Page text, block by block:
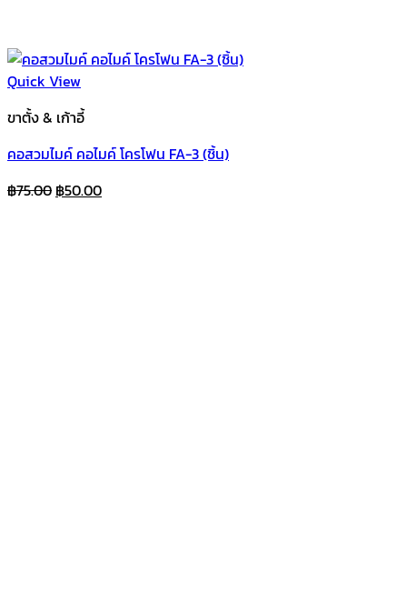
Quick View
ขาตั้ง & เก้าอี้
คอสวมไมค์ คอไมค์ โครโฟน FA-3 (ชิ้น)
฿75.00 Original
฿50.00Current